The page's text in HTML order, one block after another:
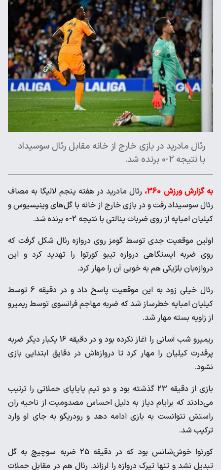
رئال مادرید در بازی خارج از خانه مقابل رئال سوسیداد
با نتیجه 2-0 برنده شد.
به گزارش ورزش 360،
رئال مادرید در هفته پنجم لالیگا به مصاف
رئال سوسیداد رفت و در بازی خارج از خانه با گل‌های وینیسیوس و
کیلیان امباپه از روی ضربات پنالتی با نتیجه 2-0 برنده شد.
اولین موقعیت جدی توسط گومز روی دروازه رئال شکل گرفت که
روی ضربه ایستگاهی دروازه تیبو کورتوا را تهدید کرد و این
دروازه‌بان بلژیکی هم به خوبی آن را مهار کرد.
رئال خیلی زود به این موقعیت پاسخ داد و در دقیقه 6 توسط
کیلیان امباپه خطرساز شد که ضربه مهاجم فرانسوی توسط ریمیرو
از زاویه بسته مهار شد.
ریمیرو شب آسانی را آغاز نکرده بود و در دقیقه 16 یکبار دیگر ضربه
پرقدرت کیلیان را مهار کرد تا دروازه‌اش در دقایق ابتدایی بازی
نشود.
بازی از دقیقه 23 گذشته بود و دو تیم پایاپای حملاتی را ترتیب
می‌دادند که برایام دیاز به دلیل احساس مصدومیت از ناحیه ران
راستش نتوانست به بازی ادامه دهد و رودریگو به جای او وارد
ترکیب شد.
کورتوا خوش‌شانس بود که در دقیقه 25 ضربه سوچیچ به گل
تبدیل نشد و تنها تیرک دروازه را لرزاند. رئال هم در مقابل حملات